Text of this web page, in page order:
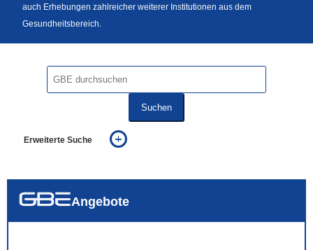
auch Erhebungen zahlreicher weiterer Institutionen aus dem
Gesundheitsbereich.
Suchen
Erweiterte Suche
auch in allen Texten suchen (Volltextsuche)
Angebote